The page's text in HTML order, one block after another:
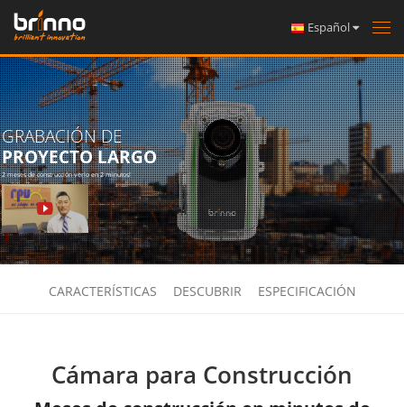
Español
GRABACIÓN DE
PROYECTO LARGO
2 meses de construcción verlo en 2 minutos!
CARACTERÍSTICAS DESCUBRIR ESPECIFICACIÓN
Cámara para Construcción